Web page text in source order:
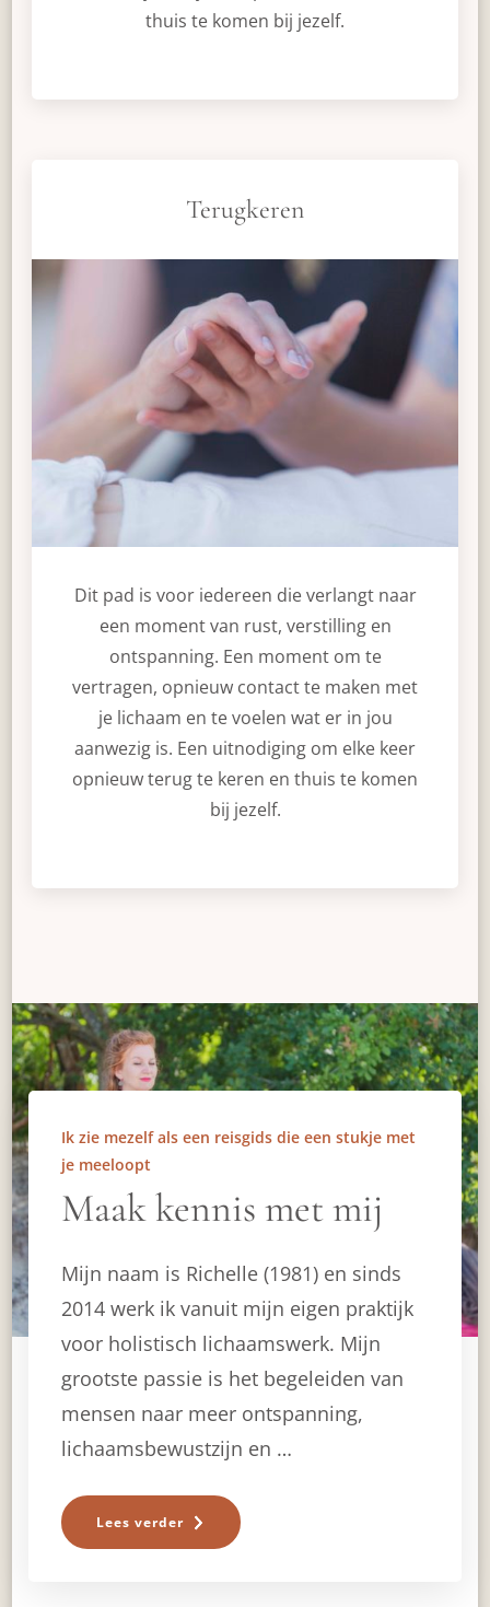
thuis te komen bij jezelf.
Terugkeren
Dit pad is voor iedereen die verlangt naar
een moment van rust, verstilling en
ontspanning. Een moment om te
vertragen, opnieuw contact te maken met
je lichaam en te voelen wat er in jou
aanwezig is. Een uitnodiging om elke keer
opnieuw terug te keren en thuis te komen
bij jezelf.
Ik zie mezelf als een reisgids die een stukje met
je meeloopt
Maak kennis met mij
Mijn naam is Richelle (1981) en sinds
2014 werk ik vanuit mijn eigen praktijk
voor holistisch lichaamswerk. Mijn
grootste passie is het begeleiden van
mensen naar meer ontspanning,
lichaamsbewustzijn en …
Lees verder